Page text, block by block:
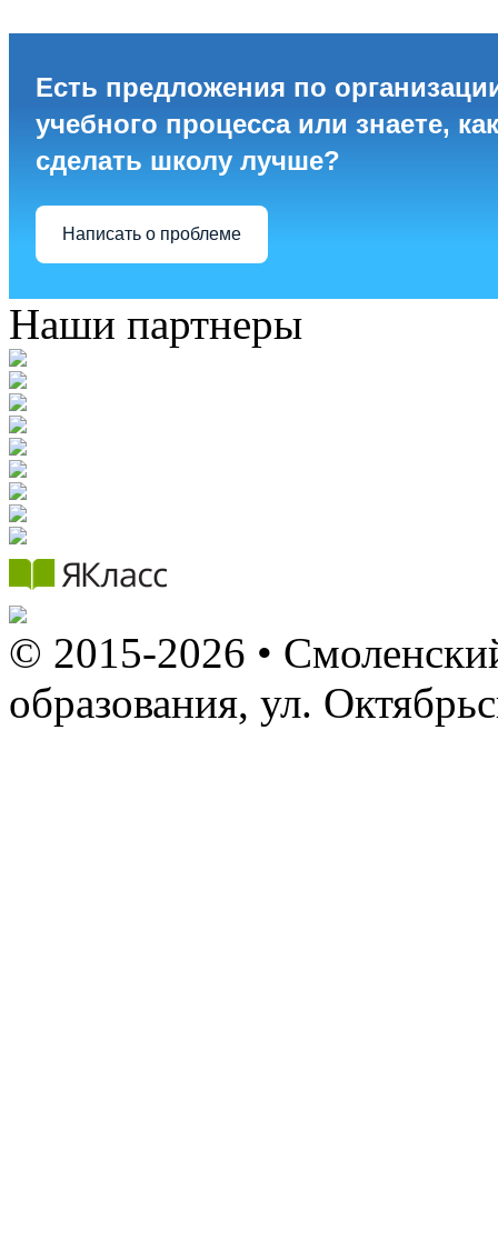
Есть предложения по
учебного процесса или знаете, как
сделать школу лучше?
Написать о проблеме
Наши партнеры
© 2015-2026 •
образования, ул.